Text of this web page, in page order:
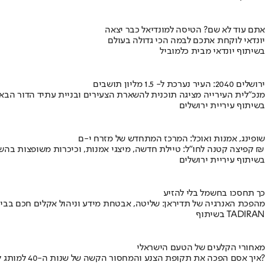
אתם עוד לא שם? הטיסה למונדיאל כבר יצאה
יונדאי לוקחת אתכם לבמה הכי גדולה בעולם
בשיתוף יונדאי מבית כלמוביל
ירושלים 2040: העיר נערכת ל- 1.5 מליון תושבים
מנכ"לית העירייה מציגה תוכנית להשארת הצעירים ובניית עתיד הדור
בשיתוף עיריית ירושלים
שופינג, אמנות ואוכל: המרכז המתחדש של מזרח י-ם
קפיצה קטנה לחו"ל: טיילת חדשה, מיצגי אמנות, וכיכרות משופצות בהשקעה של 100 מיליון ₪
בשיתוף עיריית ירושלים
כך תחסכו בחשמל בלי להזיע
מהפכת האנרגיה של תדיראן: שליטה, אבטחת מידע וניהול אקלים חכם
בשיתוף TADIRAN
מאחורי הקלעים של הטעם הישראלי
איך אסם הפכה את תקופת הצנע והמחסור הקשה של שנות ה-40 למותג לאומי?